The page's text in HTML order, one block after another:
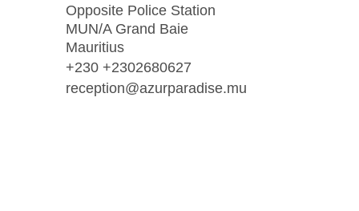
Opposite Police Station
MUN/A Grand Baie
Mauritius
+230 +2302680627
reception@azurparadise.mu